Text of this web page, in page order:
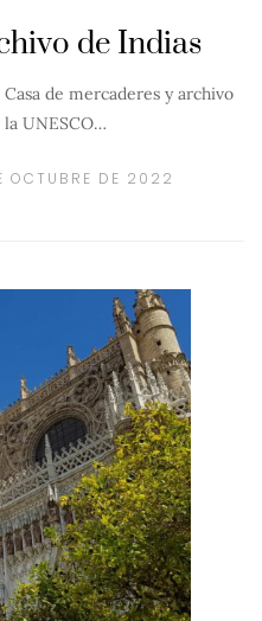
de Indias
de mercaderes y archivo
UNESCO…
OCTUBRE DE 2022